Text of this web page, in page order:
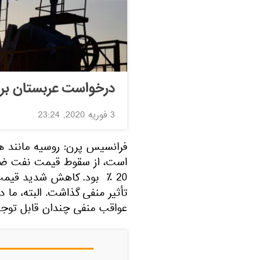
درخواست عربستان
3 فوریه 2020, 23:24
فرانسیس پرن: روسیه مانند
20 ٪ بود. کاهش شدید
تأثیر منفی گذاشت. البته،
عواقب منفی چندان قابل